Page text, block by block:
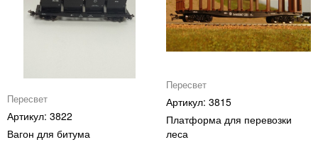
Пересвет
3822
Вагон для битума
Пересвет
3815
Платформа для перевозки
леса